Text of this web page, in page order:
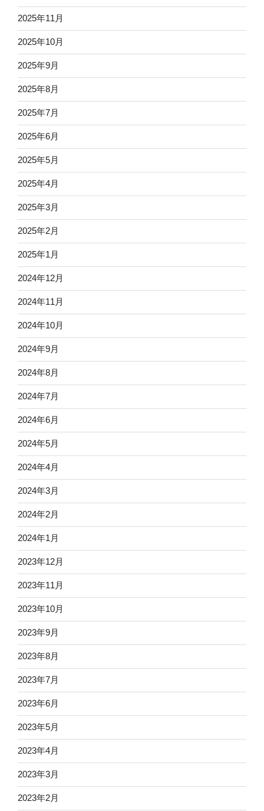
2025年11月
2025年10月
2025年9月
2025年8月
2025年7月
2025年6月
2025年5月
2025年4月
2025年3月
2025年2月
2025年1月
2024年12月
2024年11月
2024年10月
2024年9月
2024年8月
2024年7月
2024年6月
2024年5月
2024年4月
2024年3月
2024年2月
2024年1月
2023年12月
2023年11月
2023年10月
2023年9月
2023年8月
2023年7月
2023年6月
2023年5月
2023年4月
2023年3月
2023年2月